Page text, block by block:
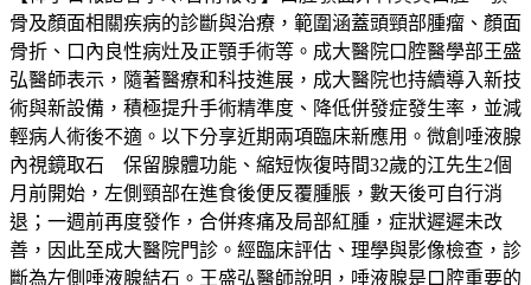
骨及顏面相關疾病的診斷與治療，範圍涵蓋頭頸部腫瘤、顏面
骨折、口內良性病灶及正顎手術等。成大醫院口腔醫學部王盛
弘醫師表示，隨著醫療和科技進展，成大醫院也持續導入新技
術與新設備，積極提升手術精準度、降低併發症發生率，並減
輕病人術後不適。以下分享近期兩項臨床新應用。微創唾液腺
內視鏡取石 保留腺體功能、縮短恢復時間32歲的江先生2個
月前開始，左側頸部在進食後便反覆腫脹，數天後可自行消
退；一週前再度發作，合併疼痛及局部紅腫，症狀遲遲未改
善，因此至成大醫院門診。經臨床評估、理學與影像檢查，診
斷為左側唾液腺結石。王盛弘醫師說明，唾液腺是口腔重要的